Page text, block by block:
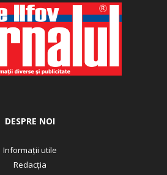
DESPRE NOI
Informații utile
Redacția